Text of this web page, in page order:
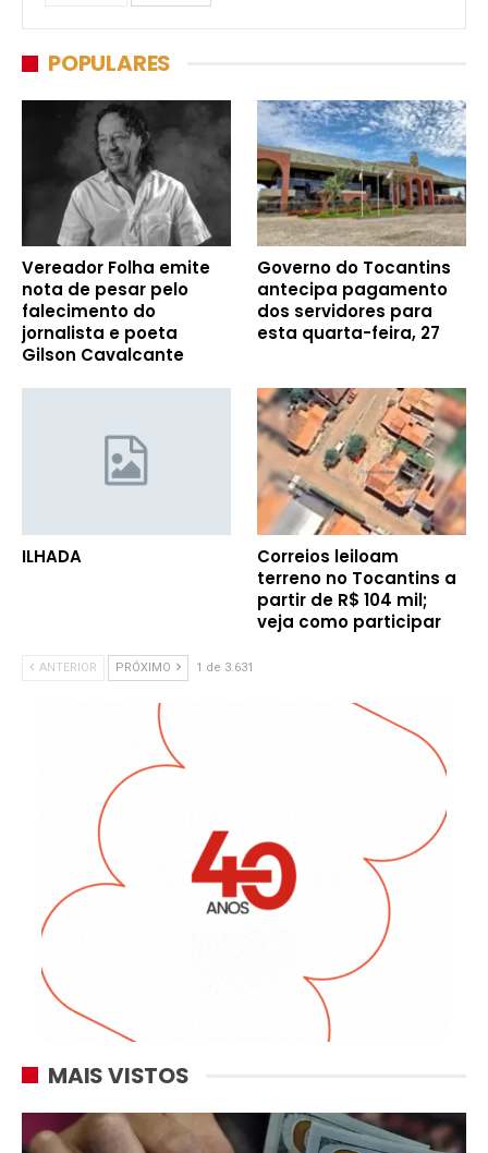
POPULARES
Vereador Folha emite
nota de pesar pelo
falecimento do
jornalista e poeta
Gilson Cavalcante
Governo do Tocantins
antecipa pagamento
dos servidores para
esta quarta-feira, 27
ILHADA
Correios leiloam
terreno no Tocantins a
partir de R$ 104 mil;
veja como participar
ANTERIOR PRÓXIMO 1 de 3.631
MAIS VISTOS